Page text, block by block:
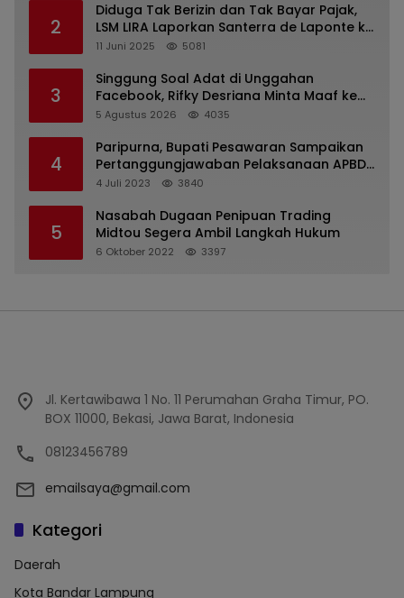
2
Diduga Tak Berizin dan Tak Bayar Pajak,
LSM LIRA Laporkan Santerra de Laponte ke
Kejaksaan Kota Batu
11 Juni 2025 5081
3
Singgung Soal Adat di Unggahan
Facebook, Rifky Desriana Minta Maaf ke
PDA dan Bupati Kubar
5 Agustus 2026 4035
4
Paripurna, Bupati Pesawaran Sampaikan
Pertanggungjawaban Pelaksanaan APBD
2022
4 Juli 2023 3840
5
Nasabah Dugaan Penipuan Trading
Midtou Segera Ambil Langkah Hukum
6 Oktober 2022 3397
Jl. Kertawibawa 1 No. 11 Perumahan Graha Timur, PO.
BOX 11000, Bekasi, Jawa Barat, Indonesia
08123456789
emailsaya@gmail.com
Kategori
Daerah
Kota Bandar Lampung